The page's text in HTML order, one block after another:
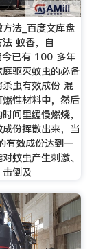
法_百度文库盘
蚊香，自
已有 100 多年
庭驱灭蚊虫的必备
虫有效成份 混
性材料中，然后
间里缓慢燃烧，
份挥散出来，当
有效成份达到一
蚊虫产生刺激、
击倒及